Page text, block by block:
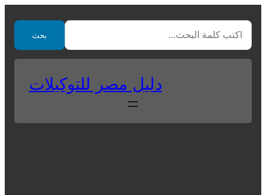
contentبحث
دليل مصر للتوكيلات